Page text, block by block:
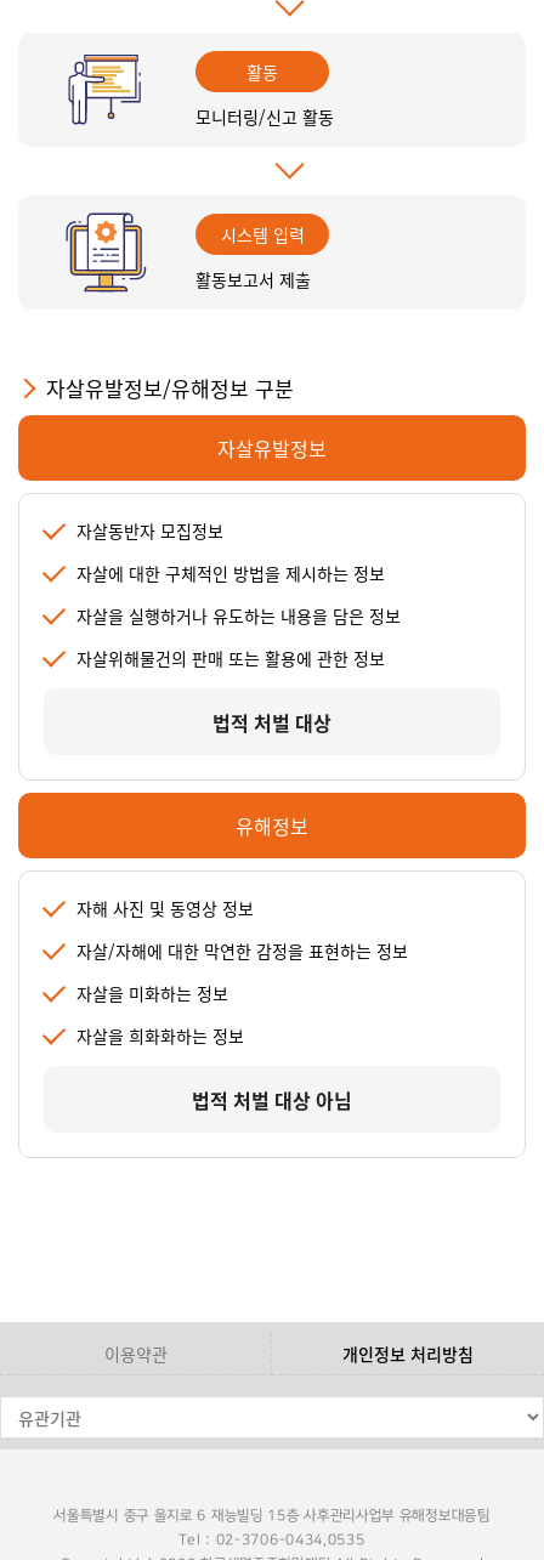
활동
모니터링/신고 활동
시스템 입력
활동보고서 제출
자살유발정보/유해정보 구분
자살유발정보
자살동반자 모집정보
자살에 대한 구체적인 방법을 제시하는 정보
자살을 실행하거나 유도하는 내용을 담은 정보
자살위해물건의 판매 또는 활용에 관한 정보
법적 처벌 대상
유해정보
자해 사진 및 동영상 정보
자살/자해에 대한 막연한 감정을 표현하는 정보
자살을 미화하는 정보
자살을 희화화하는 정보
법적 처벌 대상 아님
이용약관 개인정보 처리방침
서울특별시 중구 을지로 6 재능빌딩 15층 사후관리사업부 유해정보대응팀
Tel : 02-3706-0434,0535